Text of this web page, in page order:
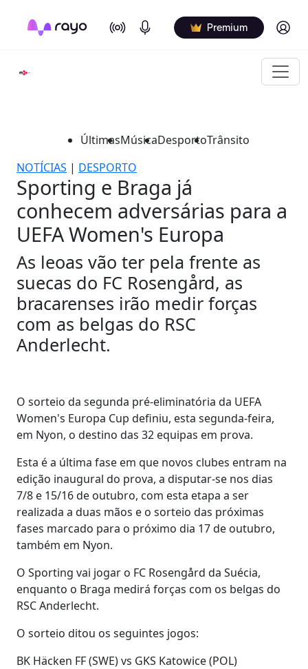
On Air Podcasts Premium Log in
ÚltimasMúsicaDesportoTrânsito
NOTÍCIAS | DESPORTO
Sporting e Braga já
conhecem adversárias para a
UEFA Women's Europa
As leoas vão ter pela frente as
suecas do FC Rosengård, as
bracarenses irão medir forças
com as belgas do RSC
Anderlecht.
O sorteio da segunda pré-eliminatória da UEFA
Women's Europa Cup definiu, esta segunda-feira,
em Nyon, o destino das 32 equipas em prova.
Esta é a última fase em que novos clubes entram na
edição inaugural do prova, a disputar-se nos dias
7/8 e 15/16 de outubro, com esta etapa a ser
realizada a duas mãos e o sorteio das próximas
fases marcado para o próximo dia 17 de outubro,
também em Nyon.
O Sporting vai jogar o FC Rosengård da Suécia,
enquanto o Braga medirá forças com os belgas do
RSC Anderlecht.
O sorteio ditou os seguintes jogos:
BK Häcken FF (SWE) vs GKS Katowice (POL)